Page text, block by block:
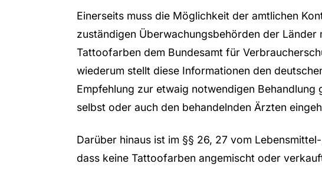
Einerseits muss die Möglichkeit der amtlichen
zuständigen Überwachungsbehörden der
Tattoofarben dem Bundesamt für
wiederum stellt diese Informationen den
Empfehlung zur etwaig notwendigen
selbst oder auch den behandelnden Ärzten
Darüber hinaus ist im §§ 26, 27 vom
dass keine Tattoofarben angemischt oder